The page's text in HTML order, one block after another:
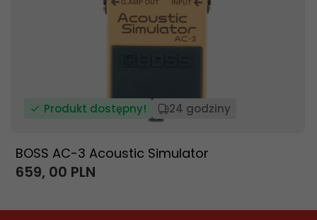
Produkt dostępny! 24 godziny
BOSS AC-3 Acoustic Simulator
659, 00 PLN